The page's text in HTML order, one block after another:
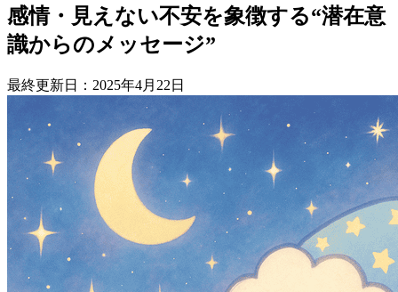
感情・見えない不安を象徴する“潜在意
識からのメッセージ”
最終更新日：2025年4月22日